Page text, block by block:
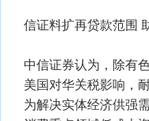
信证料扩再贷款范围
中信证券认为，除有
美国对华关税影响，
为解决实体经济供强